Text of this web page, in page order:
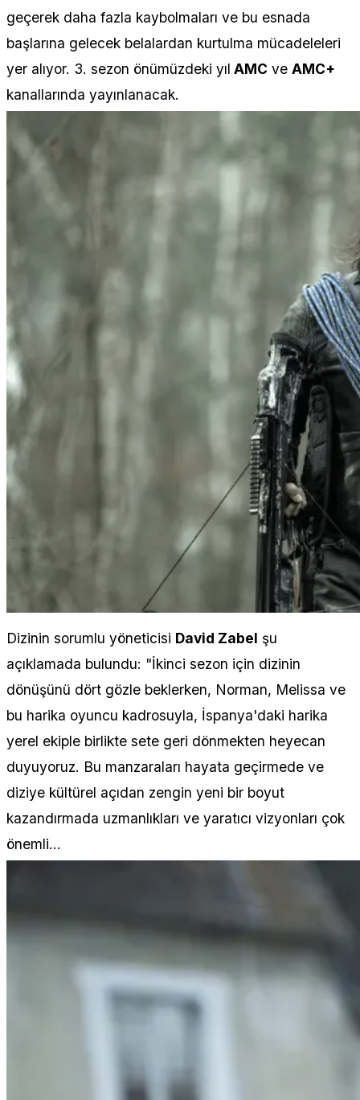
geçerek daha fazla kaybolmaları ve bu esnada
başlarına gelecek belalardan kurtulma mücadeleleri
yer alıyor. 3. sezon önümüzdeki yıl AMC ve AMC+
kanallarında yayınlanacak.
Dizinin sorumlu yöneticisi David Zabel şu
açıklamada bulundu: "İkinci sezon için dizinin
dönüşünü dört gözle beklerken, Norman, Melissa ve
bu harika oyuncu kadrosuyla, İspanya'daki harika
yerel ekiple birlikte sete geri dönmekten heyecan
duyuyoruz. Bu manzaraları hayata geçirmede ve
diziye kültürel açıdan zengin yeni bir boyut
kazandırmada uzmanlıkları ve yaratıcı vizyonları çok
önemli...